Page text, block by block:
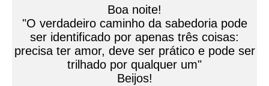
Boa noite!
"O verdadeiro caminho da sabedoria pode
ser identificado por apenas três coisas:
precisa ter amor, deve ser prático e pode ser
trilhado por qualquer um"
Beijos!